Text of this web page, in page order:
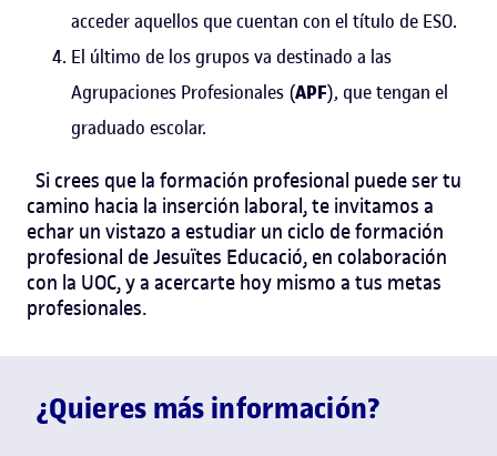
acceder aquellos que cuentan con el título de ESO.
El último de los grupos va destinado a las
Agrupaciones Profesionales (APF), que tengan el
graduado escolar.
Si crees que la formación profesional puede ser tu
camino hacia la inserción laboral, te invitamos a
echar un vistazo a estudiar un ciclo de formación
profesional deJesuïtes Educació, en colaboración
con la UOC, y a acercarte hoy mismo a tus metas
profesionales.
¿Quieres más información?